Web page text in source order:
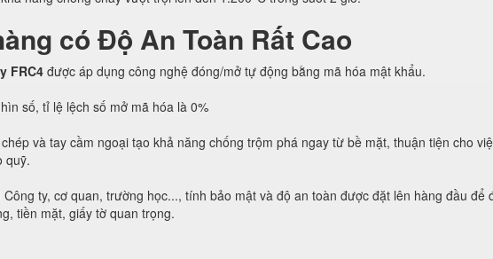
có Độ An Toàn Rất Cao
FRC4 được áp dụng công nghệ đóng/mở tự động bằng mã hóa mật khẩu.
số, tỉ lệ lệch số mở mã hóa là 0%
và tay cầm ngoại tạo khả năng chống trộm phá ngay từ bề mặt, thuận tiện cho
quỹ.
ty, cơ quan, trường học..., tính bảo mật và độ an toàn được đặt lên hàng đầu để
tiền mặt, giấy tờ quan trọng.